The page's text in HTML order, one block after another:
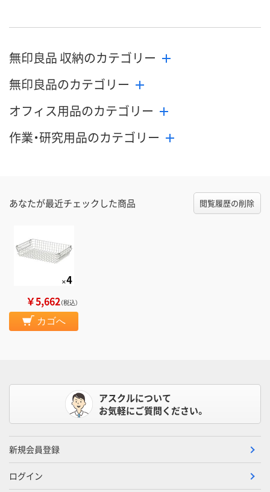
無印良品 収納のカテゴリー
無印良品のカテゴリー
オフィス用品のカテゴリー
作業・研究用品のカテゴリー
あなたが最近チェックした商品 閲覧履歴の削除
￥5,662（税込）
カゴへ
アスクルについて
お気軽にご質問ください。
新規会員登録
ログイン